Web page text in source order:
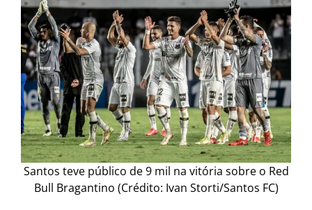
Santos teve público de 9 mil na vitória sobre o Red
Bull Bragantino (Crédito: Ivan Storti/Santos FC)